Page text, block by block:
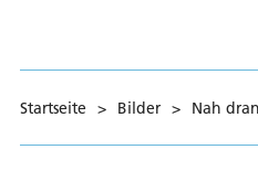
Startseite > Bilder > Nah dran